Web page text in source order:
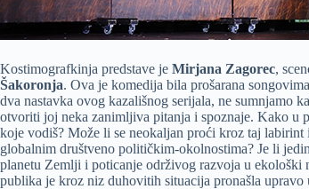
Kostimografkinja predstave je Mirjana Zagorec,
Šakoronja. Ova je komedija bila prošarana songovima
dva nastavka ovog kazališnog serijala, ne sumnjamo
otvoriti joj neka zanimljiva pitanja i spoznaje. Kako u
koje vodiš? Može li se neokaljan proći kroz taj labirint
globalnim društveno političkim-okolnostima? Je li
planetu Zemlji i poticanje održivog razvoja u ekološki
publika je kroz niz duhovitih situacija pronašla